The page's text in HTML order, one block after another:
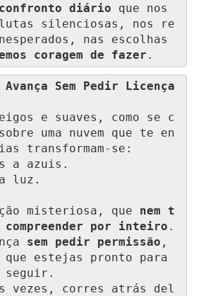
confronto diário que nos
lutas silenciosas, nos re
nas escolhas
coragem de fazer .
Avança Sem Pedir Licença
e suaves, como se c
uma nuvem que te en
transformam-se:
a azuis.
a luz.
misteriosa, que nem t
compreender por inteiro .
sem pedir permissão ,
que estejas pronto para
seguir.
vezes, corres atrás del